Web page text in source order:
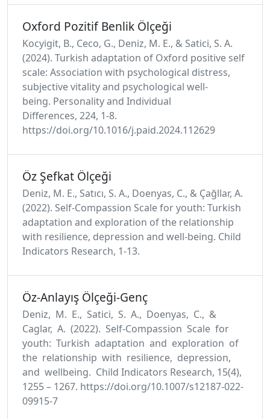
Oxford Pozitif Benlik Ölçeği
Kocyigit, B., Ceco, G., Deniz, M. E., & Satici, S. A.
(2024). Turkish adaptation of Oxford positive self
scale: Association with psychological distress,
subjective vitality and psychological well-
being. Personality and Individual
Differences, 224, 1-8.
https://doi.org/10.1016/j.paid.2024.112629
Öz Şefkat Ölçeği
Deniz, M. E., Satıcı, S. A., Doenyas, C., & Çağllar, A.
(2022). Self-Compassion Scale for youth: Turkish
adaptation and exploration of the relationship
with resilience, depression and well-being. Child
Indicators Research, 1-13.
Öz-Anlayış Ölçeği-Genç
Deniz, M. E., Satici, S. A., Doenyas, C., &
Caglar, A. (2022). Self-Compassion Scale for
youth: Turkish adaptation and exploration of
the relationship with resilience, depression,
and wellbeing. Child Indicators Research, 15(4),
1255 – 1267. https://doi.org/10.1007/s12187-022-
09915-7